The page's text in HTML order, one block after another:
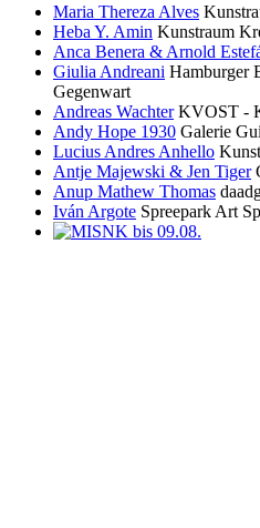
Maria Thereza Alves
Heba Y. Amin Kunstraum
Anca Benera & Arnold
Giulia Andreani Hamburger
Gegenwart
Andreas Wachter KVOST -
Andy Hope 1930 Galerie
Lucius Andres Anhello
Antje Majewski & Jen Tiger
Anup Mathew Thomas
Iván Argote Spreepark Art